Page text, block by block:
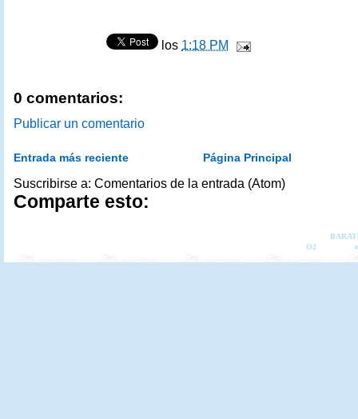
los 1:18 PM
0 comentarios:
Publicar un comentario
Entrada más reciente Página Principal
Suscribirse a: Comentarios de la entrada (Atom)
Comparte esto:
O2Diseño de